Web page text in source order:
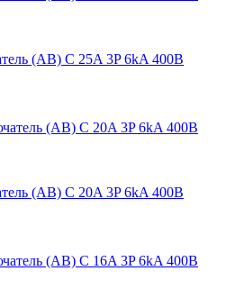
(АВ) C 25A 3P 6kA 400В
(АВ) C 20A 3P 6kA 400В